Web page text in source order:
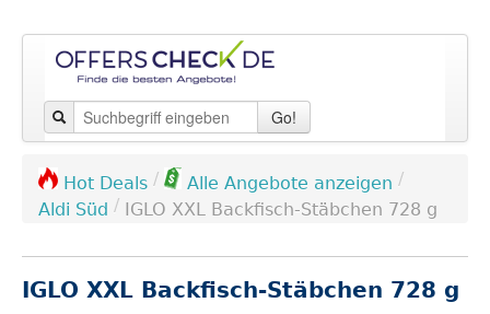
Go!
Hot Deals / Alle Angebote anzeigen /
Aldi Süd / IGLO XXL Backfisch-Stäbchen 728 g
IGLO XXL Backfisch-Stäbchen 728 g